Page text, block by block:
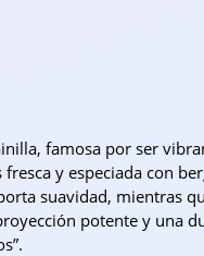
famosa por ser
y especiada con
suavidad, mientras
potente y una